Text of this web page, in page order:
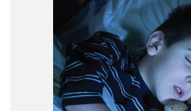
NIVEAU
1. klasse 2. klasse 3. klasse
FORMAT
Flergangsbog